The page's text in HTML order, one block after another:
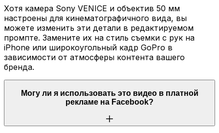
Хотя камера Sony VENICE и объектив 50 мм
настроены для кинематографичного вида, вы
можете изменить эти детали в редактируемом
промпте. Замените их на стиль съемки с рук на
iPhone или широкоугольный кадр GoPro в
зависимости от атмосферы контента вашего
бренда.
Могу ли я использовать это видео в платной
рекламе на Facebook?